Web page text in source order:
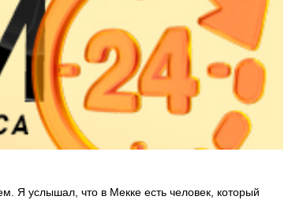
Я услышал, что в Мекке есть человек, который